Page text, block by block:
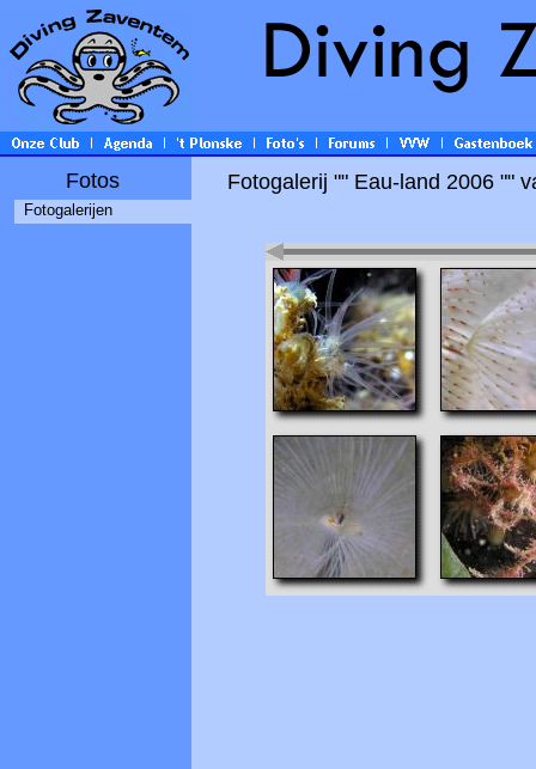
Fotos
Fotogalerijen
Fotogalerij "" Eau-land 2006 ""